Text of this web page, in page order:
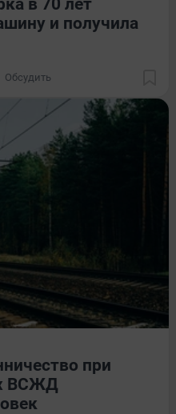
в 70 лет
и получила
Обсудить
при
ВСЖД